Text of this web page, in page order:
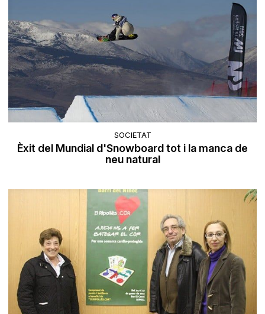
SOCIETAT
Èxit del Mundial d'Snowboard tot i la manca de
neu natural